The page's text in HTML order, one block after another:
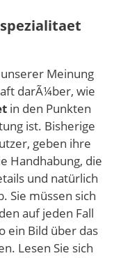
Meinung
darÃ¼ber, wie
in den Punkten
ist. Bisherige
geben ihre
Handhabung, die
und natürlich
Sie müssen sich
auf jeden Fall
ein Bild über das
Lesen Sie sich